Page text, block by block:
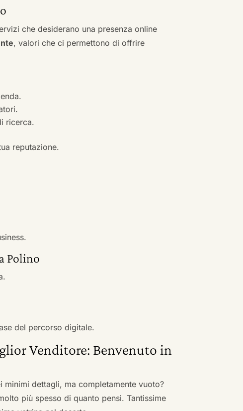
che desiderano una presenza online
, valori che ci permettono di offrire
ricerca.
reputazione.
Polino
del percorso digitale.
Venditore: Benvenuto in
dettagli, ma completamente vuoto?
più spesso di quanto pensi. Tantissime